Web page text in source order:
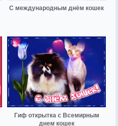
С международным днём кошек
Гиф открытка с Всемирным
днем кошек